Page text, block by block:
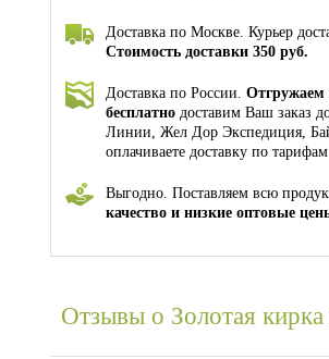
Доставка по Москве. Курьер
Стоимость доставки 350 руб.
Доставка по России.
бесплатно доставим Ваш заказ
Линии, Жел Дор Экспедиция,
оплачиваете доставку по
Выгодно. Поставляем всю
качество и низкие оптовые
Отзывы о Золотая